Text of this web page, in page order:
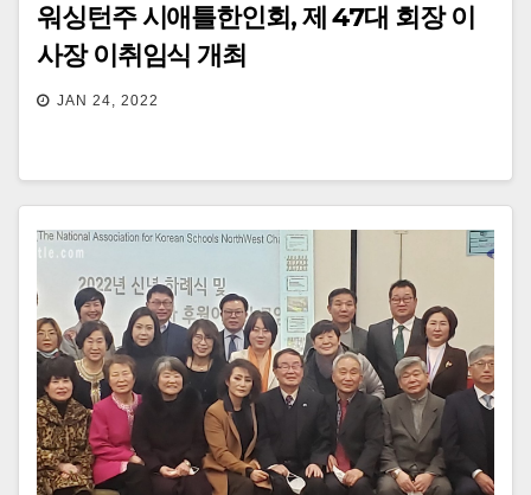
워싱턴주 시애틀한인회, 제 47대 회장 이
사장 이취임식 개최
JAN 24, 2022